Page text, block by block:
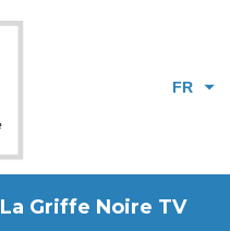
FR
La Griffe Noire TV